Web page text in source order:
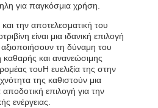
για παγκόσμια χρήση.
την αποτελεσματική του
είναι μια ιδανική επιλογή
τη δύναμη του
και ανανεώσιμης
τουΗ ευελιξία της στην
της καθιστούν μια
αποδοτική επιλογή για την
ενέργειας.